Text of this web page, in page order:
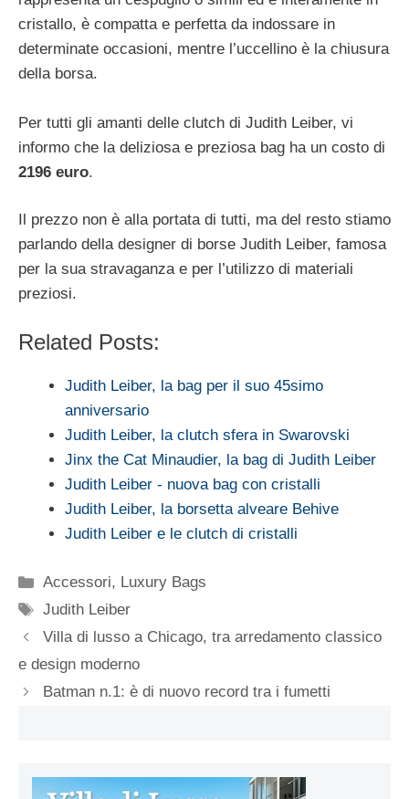
cristallo, è compatta e perfetta da indossare in
determinate occasioni, mentre l’uccellino è la chiusura
della borsa.
Per tutti gli amanti delle clutch di Judith Leiber, vi
informo che la deliziosa e preziosa bag ha un costo di
2196 euro.
Il prezzo non è alla portata di tutti, ma del resto stiamo
parlando della designer di borse Judith Leiber, famosa
per la sua stravaganza e per l’utilizzo di materiali
preziosi.
Related Posts:
Judith Leiber, la bag per il suo 45simo
anniversario
Judith Leiber, la clutch sfera in Swarovski
Jinx the Cat Minaudier, la bag di Judith Leiber
Judith Leiber - nuova bag con cristalli
Judith Leiber, la borsetta alveare Behive
Judith Leiber e le clutch di cristalli
Categorie
Accessori, Luxury Bags
Tag
Judith Leiber
Villa di lusso a Chicago, tra arredamento classico
e design moderno
Batman n.1: è di nuovo record tra i fumetti